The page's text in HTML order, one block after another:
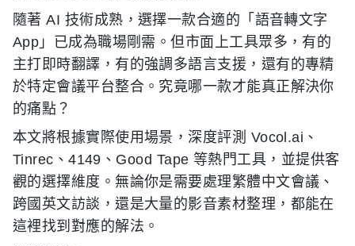
隨著 AI 技術成熟，選擇一款合適的「語音轉文字
App」已成為職場剛需。但市面上工具眾多，有的
主打即時翻譯，有的強調多語言支援，還有的專精
於特定會議平台整合。究竟哪一款才能真正解決你
的痛點？
本文將根據實際使用場景，深度評測 Vocol.ai、
Tinrec、4149、Good Tape 等熱門工具，並提供客
觀的選擇維度。無論你是需要處理繁體中文會議、
跨國英文訪談，還是大量的影音素材整理，都能在
這裡找到對應的解法。